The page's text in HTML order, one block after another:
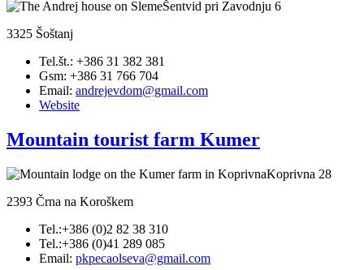
Šentvid pri Zavodnju 6
3325 Šoštanj
Tel.št.: +386 31 382 381
Gsm: +386 31 766 704
Email: andrejevdom@gmail.com
Website
Mountain tourist farm Kumer
Koprivna 28
2393 Črna na Koroškem
Tel.:+386 (0)2 82 38 310
Tel.:+386 (0)41 289 085
Email: pkpecaolseva@gmail.com